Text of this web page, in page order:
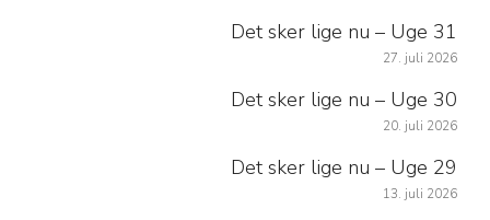
Det sker lige nu – Uge 31
27. juli 2026
Det sker lige nu – Uge 30
20. juli 2026
Det sker lige nu – Uge 29
13. juli 2026